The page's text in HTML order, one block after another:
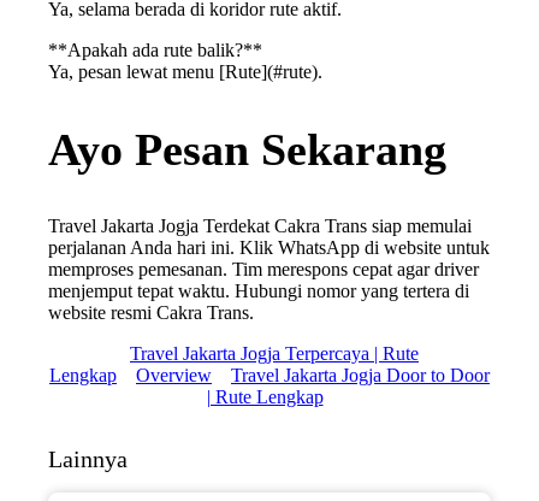
Ya, selama berada di koridor rute aktif.
**Apakah ada rute balik?**
Ya, pesan lewat menu [Rute](#rute).
Ayo Pesan Sekarang
Travel Jakarta Jogja Terdekat Cakra Trans siap memulai
perjalanan Anda hari ini. Klik WhatsApp di website untuk
memproses pemesanan. Tim merespons cepat agar driver
menjemput tepat waktu. Hubungi nomor yang tertera di
website resmi Cakra Trans.
Travel Jakarta Jogja Terpercaya | Rute
Lengkap
Overview
Travel Jakarta Jogja Door to Door
| Rute Lengkap
Lainnya